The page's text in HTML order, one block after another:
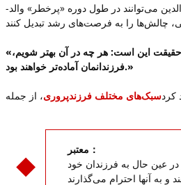
می‌توانند در طول دوره «پرخطر» والد-
«فرزندپروری کاری آشفته، غیرقابل پیش‌بینی و گاهی کاملاً فروتنانه است. اما حقیقت این است: هر چه در آن بهتر شویم،
فرزندانمان آماده‌تر خواهند بود.»
کردسبک‌های مختلف فرزندپروری
معتبر：
در عین حال به فرزندان خود